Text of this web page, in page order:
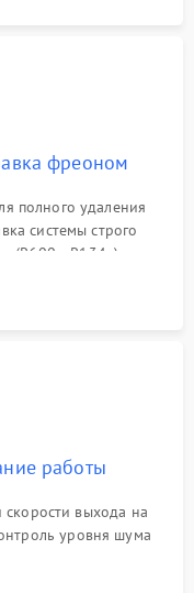
фреоном
полного удаления
системы строго
(R600a, R134a) по
давления в системе.
работы
выхода на
уровня шума
и корректного
оттайки.